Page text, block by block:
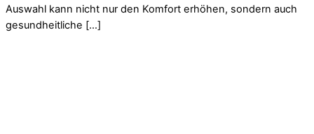
Auswahl kann nicht nur den Komfort erhöhen, sondern auch
gesundheitliche […]